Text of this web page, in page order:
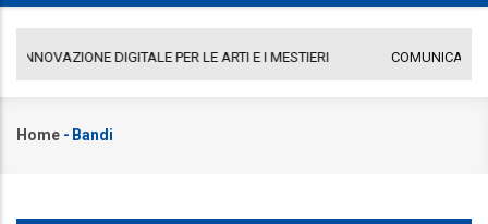
COMUNICATO GAL PORTA A LEVANTE
Briciole
Home - Bandi